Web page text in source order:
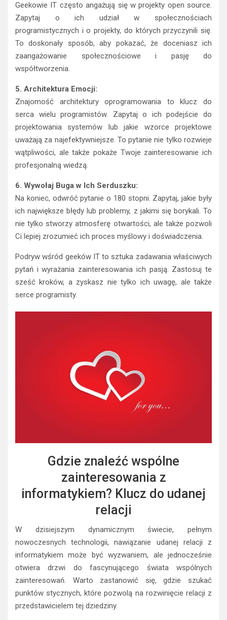
Geekowie IT często angażują się w projekty open source.
Zapytaj o ich udział w społecznościach
programistycznych i o projekty, do których przyczynili się.
To doskonały sposób, aby pokazać, że doceniasz ich
zaangażowanie społecznościowe i pasję do
współtworzenia.
5. Architektura Emocji:
Znajomość architektury oprogramowania to klucz do
serca wielu programistów. Zapytaj o ich podejście do
projektowania systemów lub jakie wzorce projektowe
uważają za najefektywniejsze. To pytanie nie tylko rozwieje
wątpliwości, ale także pokaże Twoje zainteresowanie ich
profesjonalną wiedzą.
6. Wywołaj Buga w Ich Serduszku:
Na koniec, odwróć pytanie o 180 stopni. Zapytaj, jakie były
ich największe błędy lub problemy, z jakimi się borykali. To
nie tylko stworzy atmosferę otwartości, ale także pozwoli
Ci lepiej zrozumieć ich proces myślowy i doświadczenia.
Podryw wśród geeków IT to sztuka zadawania właściwych
pytań i wyrażania zainteresowania ich pasją. Zastosuj te
sześć kroków, a zyskasz nie tylko ich uwagę, ale także
serce programisty.
Gdzie znaleźć wspólne
zainteresowania z
informatykiem? Klucz do udanej
relacji
W dzisiejszym dynamicznym świecie, pełnym
nowoczesnych technologii, nawiązanie udanej relacji z
informatykiem może być wyzwaniem, ale jednocześnie
otwiera drzwi do fascynującego świata wspólnych
zainteresowań. Warto zastanowić się, gdzie szukać
punktów stycznych, które pozwolą na rozwinięcie relacji z
przedstawicielem tej dziedziny.